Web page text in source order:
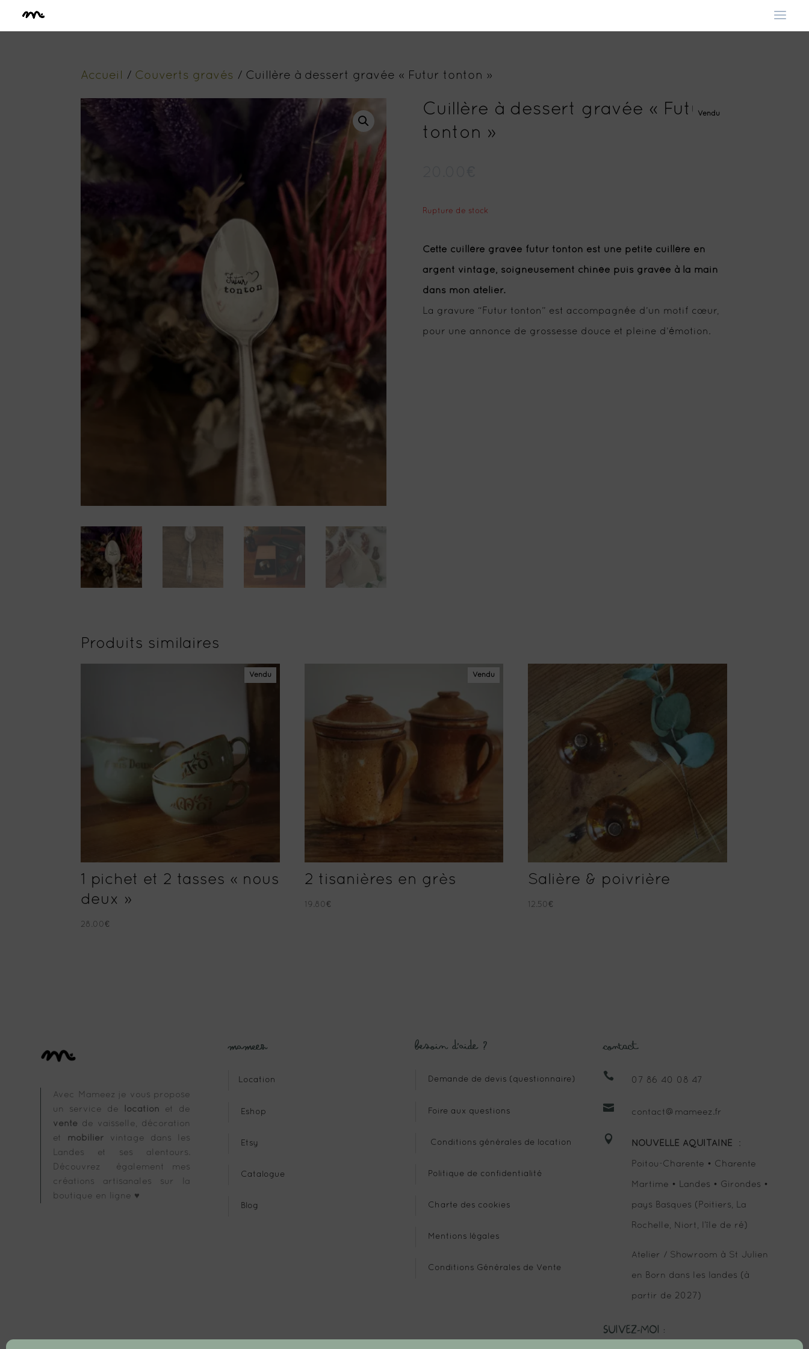
Accueil / Couverts gravés / Cuillère à dessert gravée « Futur tonton »
Cuillère à dessert gravée « Futur
tonton »
Vendu
Rupture de stock
Cette cuillère gravée futur tonton est une petite cuillère en
argent vintage, soigneusement chinée puis gravée à la main
dans mon atelier.
La gravure “Futur tonton” est accompagnée d’un motif cœur,
pour une annonce de grossesse douce et pleine d’émotion.
Produits similaires
Vendu
1 pichet et 2 tasses « nous
deux »
28.00€
Vendu
2 tisanières en grès
19.80€
Salière & poivrière
12.50€
Avec Mameez je vous propose
un service de
location et de
vente de vaisselle, décoration
et mobilier vintage dans les
Landes et ses alentours.
Découvrez également mes
créations artisanales sur la
boutique en ligne ♥
Mameez
Location
Eshop
Etsy
Catalogue
Blog
Besoin d’aide ?
Demande de devis (questionnaire)
Foire aux questions
Conditions générales de location
Politique de confidentialité
Charte des cookies
Mentions légales
Conditions Générales de Vente
Contact
 07 86 40 08 47
 contact@mameez.fr
 NOUVELLE AQUITAINE :
Poitou-Charente • Charente
Martime • Landes • Girondes •
pays Basques (Poitiers, La
Rochelle, Niort, l’île de ré)
Atelier / Showroom à St Julien
en Born dans les landes (à
partir de 2027)
SUIVEZ-MOI :